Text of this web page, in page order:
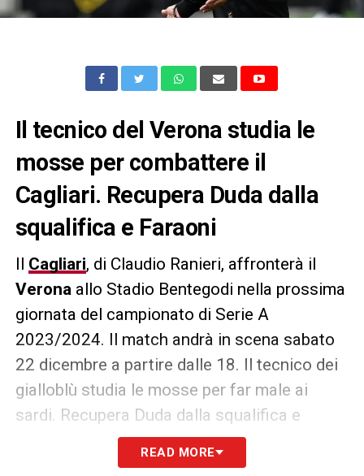
Il tecnico del Verona studia le
mosse per combattere il
Cagliari. Recupera Duda dalla
squalifica e Faraoni
Il Cagliari, di Claudio Ranieri, affronterà il
Verona allo Stadio Bentegodi nella prossima
giornata del campionato di Serie A
2023/2024. Il match andrà in scena sabato
22 dicembre a partire dalle 18. Il tecnico dei
gialloblù studia le mosse per far male ai
sardi. Recupera Duda dalla squalifica e
Faraoni, come riporta L’Unione sarda
nell’edizione di oggi. Il primo andrà ad
READ MORE